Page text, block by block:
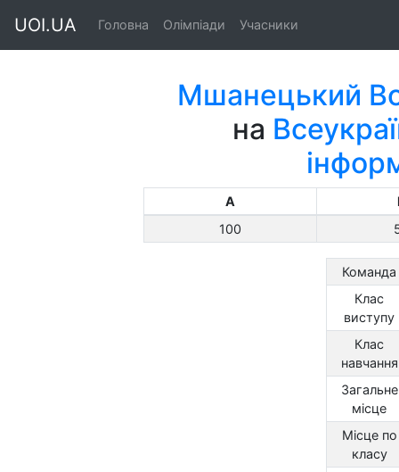
UOI.UA Головна Олімпіади Учасники
Мшанецький
на
A
100
Команда
Клас
виступу
Клас
навчання
Загальне
місце
Місце по
класу